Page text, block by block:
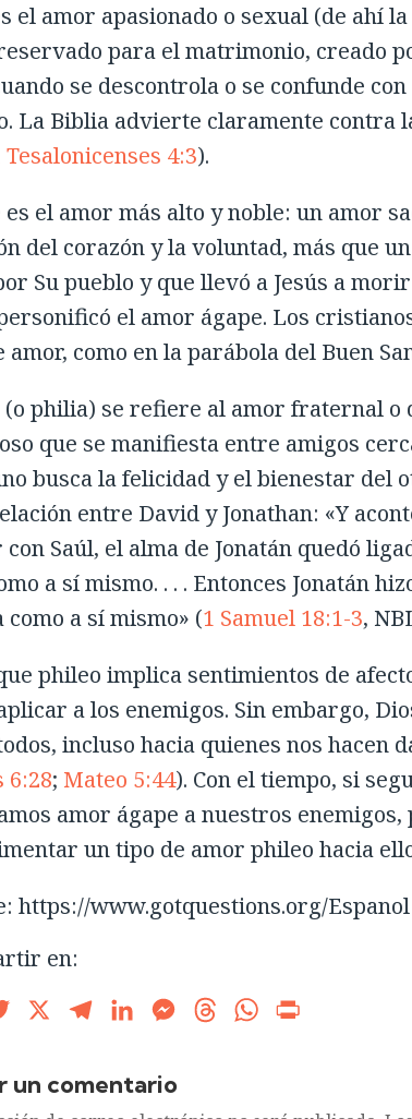
el amor apasionado o sexual (de ahí
para el matrimonio, creado
se descontrola o se confunde
La Biblia advierte claramente contra
Tesalonicenses 4:3).
es el amor más alto y noble: un amor
del corazón y la voluntad, más que
Su pueblo y que llevó a Jesús a
el amor ágape. Los
amor, como en la parábola del Buen
(o philia) se refiere al amor fraternal o
que se manifiesta entre amigos
busca la felicidad y el bienestar del
entre David y Jonathan: «Y
Saúl, el alma de Jonatán quedó
a sí mismo. . . . Entonces Jonatán
como a sí mismo» (1 Samuel 18:1-3,
phileo implica sentimientos de
a los enemigos. Sin embargo,
incluso hacia quienes nos hacen
6:28; Mateo 5:44). Con el tiempo, si
amor ágape a nuestros
un tipo de amor phileo hacia
https://www.gotquestions.org/Espanol
en:
Twitter TelegramLinkedInMessengerThreadsWhatsApp
un comentario